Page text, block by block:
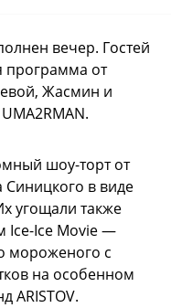
вечер. Гостей
программа от
Жасмин и
шоу-торт от
Синицкого в виде
угощали также
Ice-Ice Movie —
мороженого с
на особенном
ARISTOV.